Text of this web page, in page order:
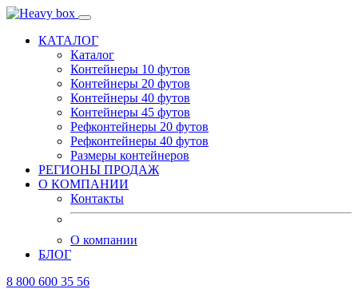
КАТАЛОГ
Каталог
Контейнеры 10 футов
Контейнеры 20 футов
Контейнеры 40 футов
Контейнеры 45 футов
Рефконтейнеры 20 футов
Рефконтейнеры 40 футов
Размеры контейнеров
РЕГИОНЫ ПРОДАЖ
О КОМПАНИИ
Контакты
О компании
БЛОГ
8 800 600 35 56